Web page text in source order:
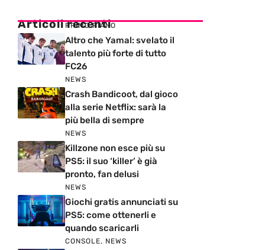
Articoli recenti
PRIMO PIANO
Altro che Yamal: svelato il
talento più forte di tutto
FC26
NEWS
Crash Bandicoot, dal gioco
alla serie Netflix: sarà la
più bella di sempre
NEWS
Killzone non esce più su
PS5: il suo ‘killer’ è già
pronto, fan delusi
NEWS
Giochi gratis annunciati su
PS5: come ottenerli e
quando scaricarli
CONSOLE, NEWS